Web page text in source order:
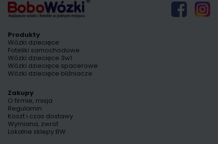
Produkty
Wózki dziecięce
Foteliki samochodowe
Wózki dziecięce 3w1
Wózki dziecięce spacerowe
Wózki dziecięce bliźniacze
Zakupy
O firmie, misja
Regulamin
Koszt i czas dostawy
Wymiana, zwrot
Lokalne sklepy BW